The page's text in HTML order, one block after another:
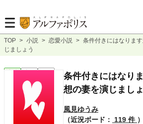
TOP > 小説 > 恋愛小説 > 条件付きにはなりま
じましょう
恋愛 完結 短編
条件付きにはなり
想の妻を演じまし
風見ゆうみ
（近況ボード：
119 件 ）